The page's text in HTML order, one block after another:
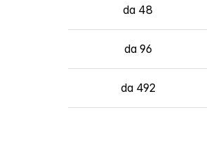
da 48
da 96
da 492